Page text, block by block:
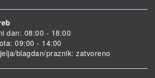
dan: 08:00 - 18:00
09:00 - 14:00
blagdan/praznik: zatvoreno